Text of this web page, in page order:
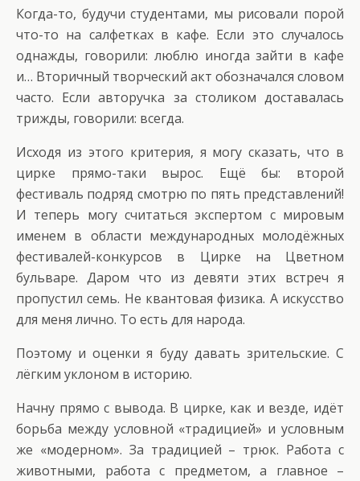
Когда-то, будучи студентами, мы рисовали порой
что-то на салфетках в кафе. Если это случалось
однажды, говорили: люблю иногда зайти в кафе
и… Вторичный творческий акт обозначался словом
часто. Если авторучка за столиком доставалась
трижды, говорили: всегда.
Исходя из этого критерия, я могу сказать, что в
цирке прямо-таки вырос. Ещё бы: второй
фестиваль подряд смотрю по пять представлений!
И теперь могу считаться экспертом с мировым
именем в области международных молодёжных
фестивалей-конкурсов в Цирке на Цветном
бульваре. Даром что из девяти этих встреч я
пропустил семь. Не квантовая физика. А искусство
для меня лично. То есть для народа.
Поэтому и оценки я буду давать зрительские. С
лёгким уклоном в историю.
Начну прямо с вывода. В цирке, как и везде, идёт
борьба между условной «традицией» и условным
же «модерном». За традицией – трюк. Работа с
животными, работа с предметом, а главное –